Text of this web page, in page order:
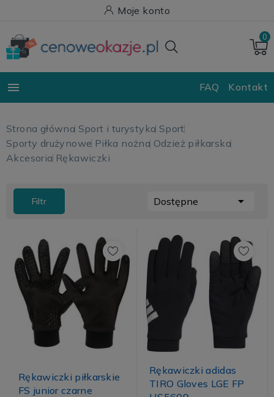
Moje konto
0
 FAQ Kontakt
Strona główna Sport i turystyka Sport
Sporty drużynowe Piłka nożna Odzież piłkarska
Akcesoria Rękawiczki
Filtr Dostępne 
Rękawiczki piłkarskie
FS junior czarne
Rękawiczki adidas
TIRO Gloves LGE FP